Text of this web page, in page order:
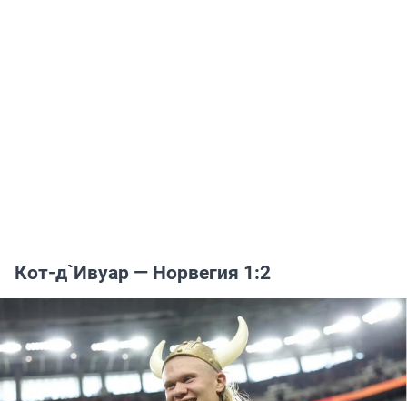
Кот-д`Ивуар — Норвегия 1:2